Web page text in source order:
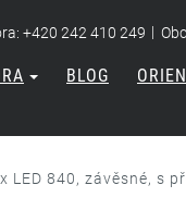
+420 242 410 249 |
BLOG
LED 840, závěsné, s